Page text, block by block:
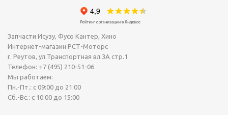
Запчасти Исузу, Фусо Кантер, Хино
Интернет-магазин РСТ-Моторс
г. Реутов, ул.Транспортная вл.3А стр.1
Телефон: +7 (495) 210-51-06
Мы работаем:
Пн.-Пт.: с 09:00 до 21:00
Сб.-Вс.: с 10:00 до 15:00